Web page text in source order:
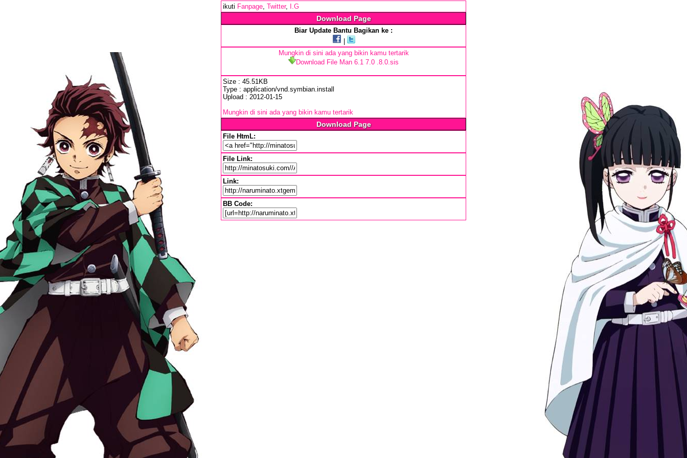
ikuti Fanpage, Twitter, I.G
Download Page
Biar Update Bantu Bagikan ke :
Mungkin di sini ada yang bikin kamu tertarik
Download File Man 6.1 7.0 .8.0.sis
Size : 45.51KB
Type : application/vnd.symbian.install
Upload : 2012-01-15
Mungkin di sini ada yang bikin kamu tertarik
Download Page
File HtmL:
File Link:
Link:
BB Code: